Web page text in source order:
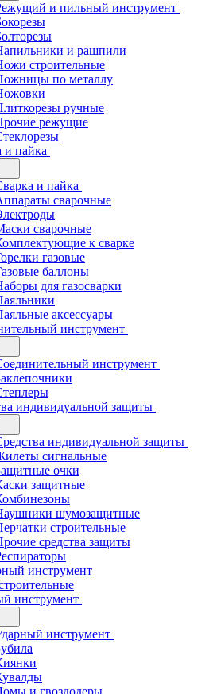
и пильный инструмент
и рашпили
строительные
по металлу
ручные
режущие
и пайка
и пайка
сварочные
сварочные
к сварке
газовые
баллоны
для газосварки
аксессуары
инструмент
инструмент
индивидуальной защиты
индивидуальной защиты
сигнальные
очки
защитные
шумозащитные
строительные
средства защиты
инструмент
инструмент
инструмент
и гвоздодеры